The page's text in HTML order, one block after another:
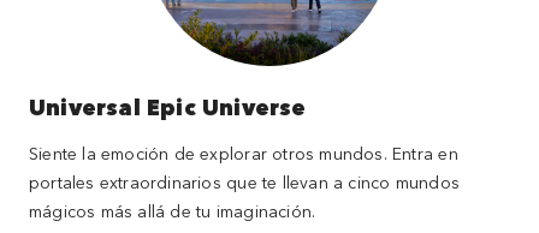
Universal Epic Universe
Siente la emoción de explorar otros mundos. Entra en
portales extraordinarios que te llevan a cinco mundos
mágicos más allá de tu imaginación.